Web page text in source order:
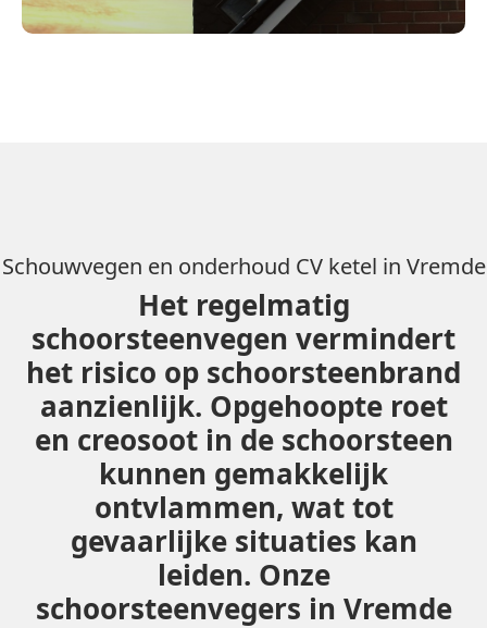
Schouwvegen en onderhoud CV ketel in Vremde
Het regelmatig
schoorsteenvegen vermindert
het risico op schoorsteenbrand
aanzienlijk. Opgehoopte roet
en creosoot in de schoorsteen
kunnen gemakkelijk
ontvlammen, wat tot
gevaarlijke situaties kan
leiden. Onze
schoorsteenvegers in Vremde